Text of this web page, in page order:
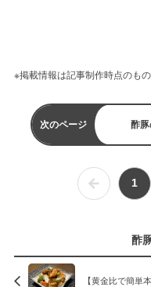
※掲載情報は記事制作時点のも
次のページ 酢
1
酢
【黄金比で簡単